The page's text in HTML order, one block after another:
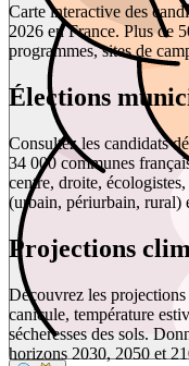
Carte interactive des
2026 en France. Plus de
programmes, sites de
Élections
Consultez les candidats
34 000 communes
centre, droite,
(urbain, périurbain, rural)
Projections
Découvrez les
canicule, température
sécheresses des sols.
horizons 2030, 2050 et